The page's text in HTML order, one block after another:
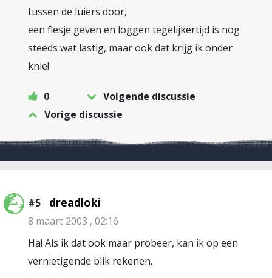
tussen de luiers door,
een flesje geven en loggen tegelijkertijd is nog
steeds wat lastig, maar ook dat krijg ik onder
knie!
0
Volgende discussie
Vorige discussie
#5 dreadloki
8 maart 2003 , 02:16
Ha! Als ik dat ook maar probeer, kan ik op een
vernietigende blik rekenen.